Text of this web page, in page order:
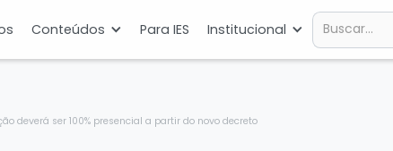
Conteúdos Para IES Institucional
deverá ser 100% presencial a partir do novo decreto